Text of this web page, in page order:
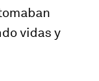
vidas y